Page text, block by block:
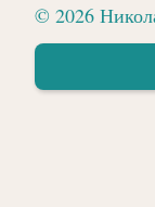
© 2026